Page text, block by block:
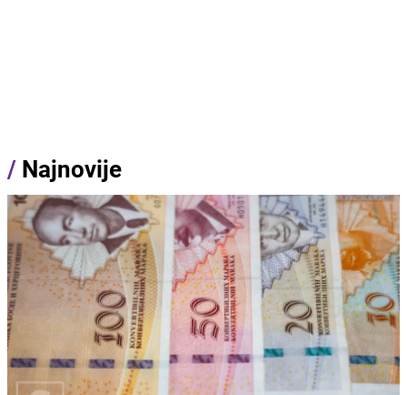
/ Najnovije